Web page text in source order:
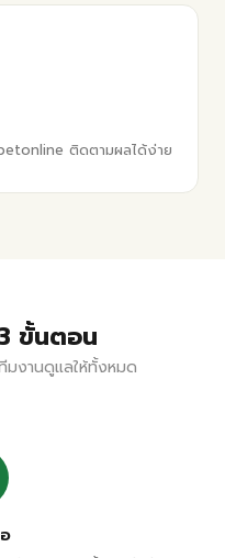
ติดตามผลได้ง่าย
ขั้นตอน
มงานดูแลให้ทั้งหมด